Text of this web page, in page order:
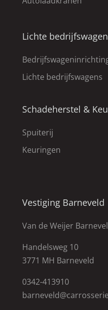
Lichte
Lichte bedrijfswagens
Schadeherstel &
Spuiterij
Keuringen
Vestiging Barneveld
Van de Weijer
Handelsweg 10
3771 MH Barneveld
0342-413910